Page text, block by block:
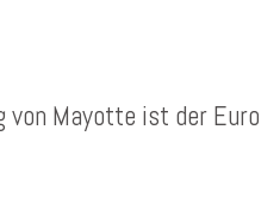
Mayotte ist der Euro